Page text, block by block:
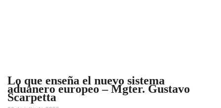
Lo que enseña el nuevo sistema
aduanero europeo – Mgter. Gustavo
Scarpetta